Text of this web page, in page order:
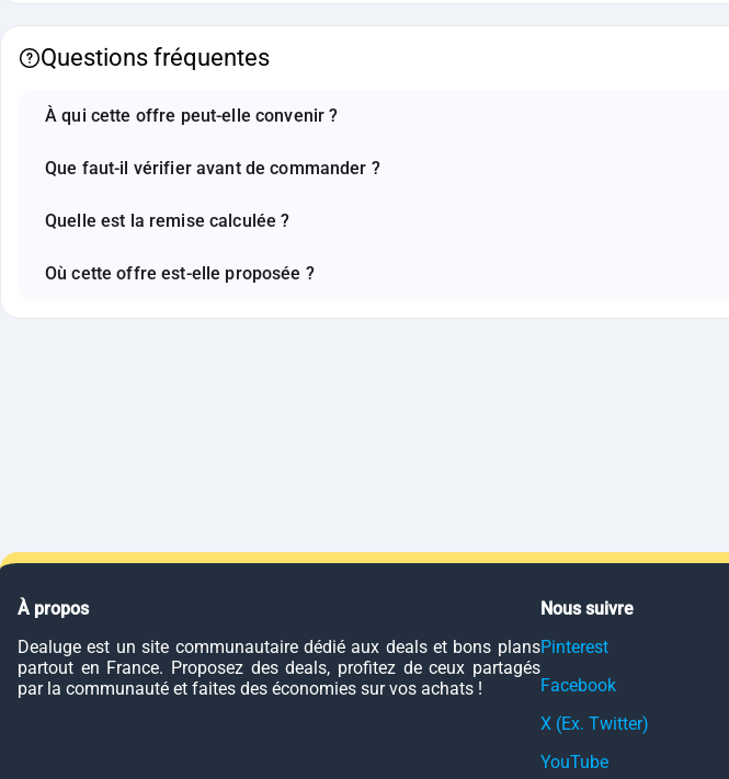
Questions fréquentes
À qui cette offre peut-elle convenir ?
Que faut-il vérifier avant de commander ?
Quelle est la remise calculée ?
Où cette offre est-elle proposée ?
À propos
Dealuge est un site communautaire dédié aux deals et bons plans
partout en France. Proposez des deals, profitez de ceux partagés
par la communauté et faites des économies sur vos achats !
Nous suivre
Pinterest
Facebook
X (Ex. Twitter)
YouTube